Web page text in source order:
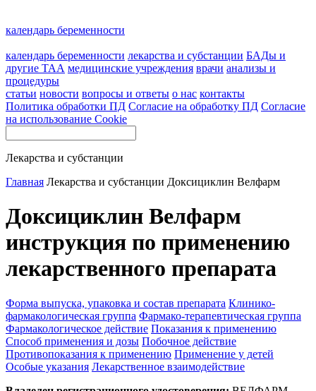
календарь беременности
календарь беременности лекарства и субстанции БАДы и
другие ТАА медицинские учреждения врачи анализы и
процедуры
статьи новости вопросы и ответы о нас контакты
Политика обработки ПД Согласие на обработку ПД Согласие
на использование Cookie
Лекарства и субстанции
Главная Лекарства и субстанции Доксициклин Велфарм
Доксициклин Велфарм
инструкция по применению
лекарственного препарата
Форма выпуска, упаковка и состав препарата Клинико-
фармакологическая группа Фармако-терапевтическая группа
Фармакологическое действие Показания к применению
Способ применения и дозы Побочное действие
Противопоказания к применению Применение у детей
Особые указания Лекарственное взаимодействие